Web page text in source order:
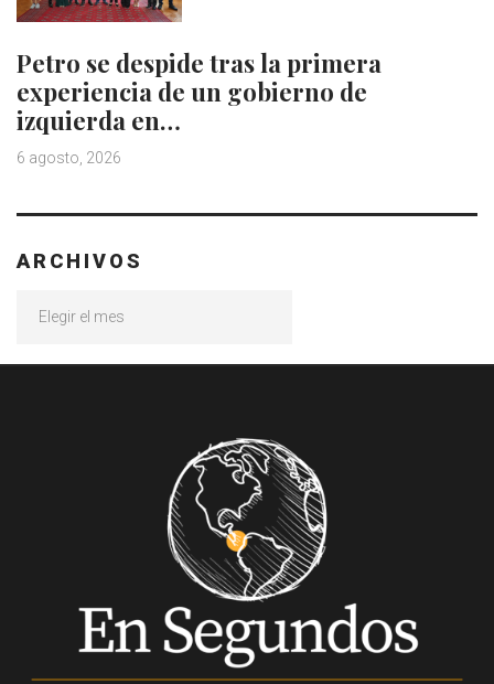
Petro se despide tras la primera
experiencia de un gobierno de
izquierda en…
6 agosto, 2026
ARCHIVOS